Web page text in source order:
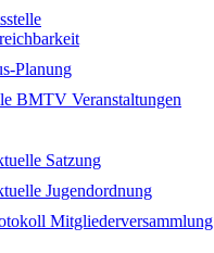
Planung
BMTV Veranstaltungen
Satzung
Jugendordnung
Mitgliederversammlung